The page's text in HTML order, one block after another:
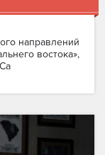
направлений
востока»,